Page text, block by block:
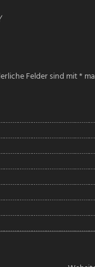
Felder sind mit*